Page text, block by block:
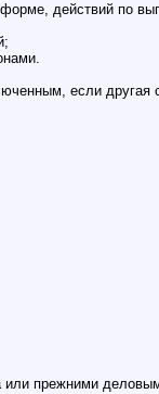
действий по
если другая
или прежними